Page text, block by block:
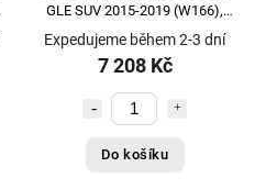
GLE SUV 2015-2019 (W166),
pevné 2 šr., Galia
Expedujeme během 2-3 dní
7 208 Kč
Do košíku